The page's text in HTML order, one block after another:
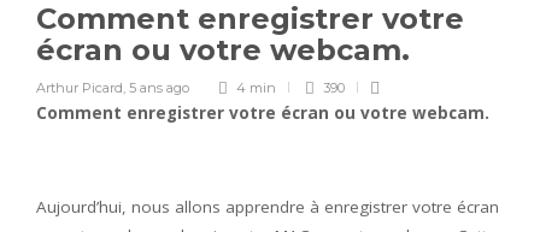
Comment enregistrer votre
écran ou votre webcam.
Arthur Picard, 5 ans ago 4 min 390
Comment enregistrer votre écran ou votre webcam.
Aujourd’hui, nous allons apprendre à enregistrer votre écran